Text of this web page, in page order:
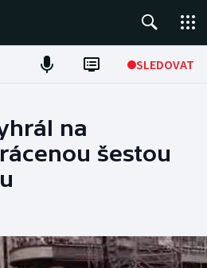
SLEDOVAT
na
šestou